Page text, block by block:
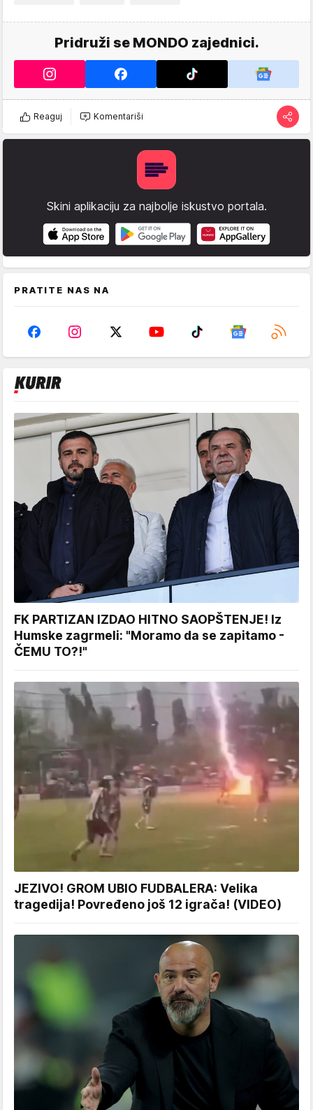
Pridruži se MONDO zajednici.
Reaguj Komentariši
Skini aplikaciju za najbolje iskustvo portala.
PRATITE NAS NA
FK PARTIZAN IZDAO HITNO SAOPŠTENJE! Iz
Humske zagrmeli: "Moramo da se zapitamo -
ČEMU TO?!"
JEZIVO! GROM UBIO FUDBALERA: Velika
tragedija! Povređeno još 12 igrača! (VIDEO)